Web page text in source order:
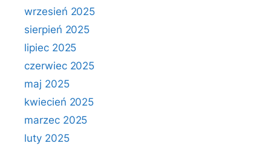
wrzesień 2025
sierpień 2025
lipiec 2025
czerwiec 2025
maj 2025
kwiecień 2025
marzec 2025
luty 2025